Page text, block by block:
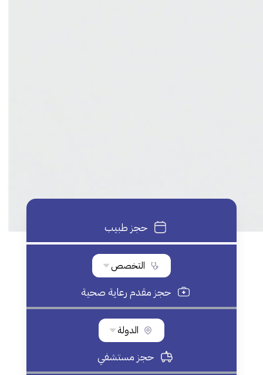
حجز طبيب
التخصص
حجز مقدم رعاية صحية
الدولة
حجز مستشفي